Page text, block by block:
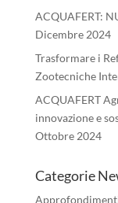
ACQUAFERT:
Dicembre 2024
Trasformare i
Zootecniche
ACQUAFERT
innovazione e
Ottobre 2024
Categorie